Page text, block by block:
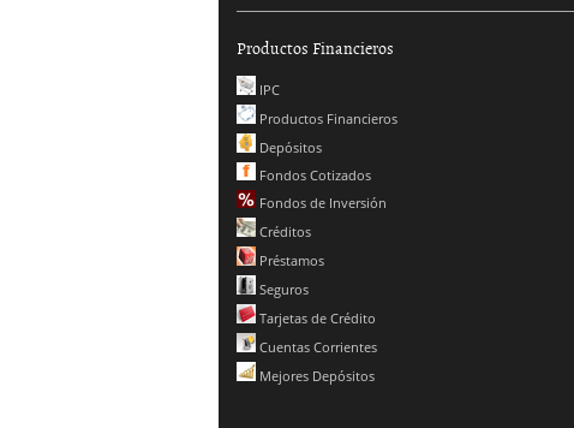
Productos Financieros
IPC
Productos Financieros
Depósitos
Fondos Cotizados
Fondos de Inversión
Créditos
Préstamos
Seguros
Tarjetas de Crédito
Cuentas Corrientes
Mejores Depósitos